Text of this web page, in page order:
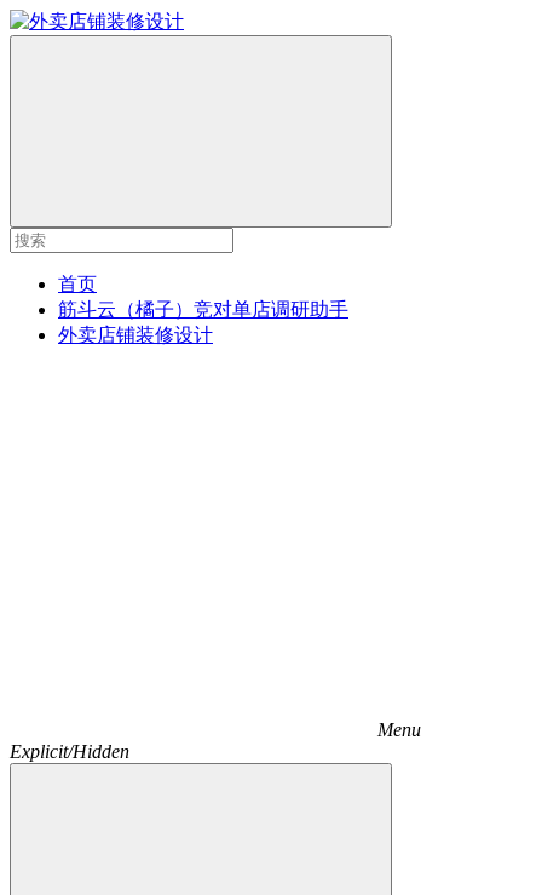
首页
筋斗云（橘子）竞对单店调研助手
外卖店铺装修设计
Menu
Explicit/Hidden